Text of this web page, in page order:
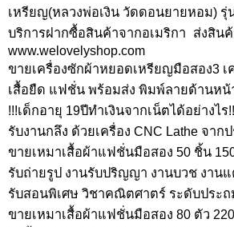
เหรียญ(หลวงพ่อเงิน วัดดอนยายหอม) รุ่
บริการฝากซื้อสินค้าจากอเมริกา ส่งสิ
www.welovelyshop.com
ขายเครื่องซักผ้าหยอดเหรียญมือสอง3 เ
เสื้อยืด แฟชั่น พร้อมส่ง พิมพ์ลายด้านห
!!!เด็กอายุ 19ปีทำเงินจากเน็ตได้อย่างไร
รับงานกลึง ด้วยเครื่อง CNC Lathe จาก
ขายเหมาเสื้อผ้าแฟชั่นมือสอง 50 ชิ้น
รับถ่ายรูป งานรับปริญญา งานบวช งานแ
รับสอนพิเศษ วิชาคณิตศาตร์ ระดับประ
ขายเหมาเสื้อผ้าแฟชั่นมือสอง 80 ตัว